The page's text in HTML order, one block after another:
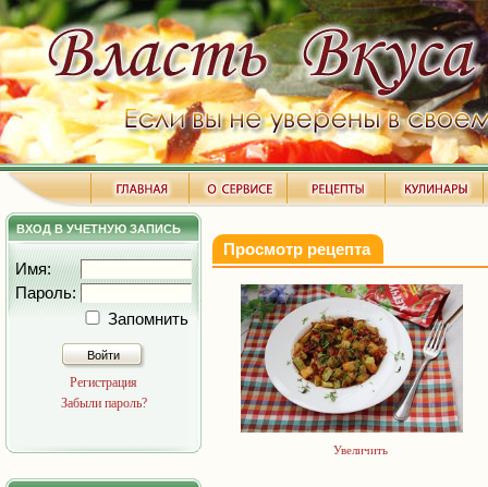
ВХОД В УЧЕТНУЮ ЗАПИСЬ
Имя:
Пароль:
Запомнить
Войти
Регистрация
Забыли пароль?
Просмотр рецепта
Увеличить